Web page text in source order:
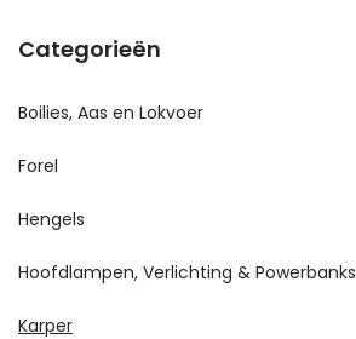
Categorieën
Boilies, Aas en Lokvoer
Forel
Hengels
Hoofdlampen, Verlichting & Powerbanks
Karper